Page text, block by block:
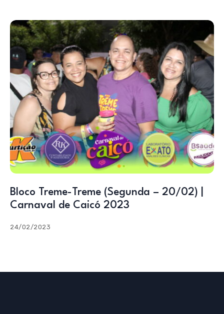
Bloco Treme-Treme (Segunda – 20/02) |
Carnaval de Caicó 2023
24/02/2023